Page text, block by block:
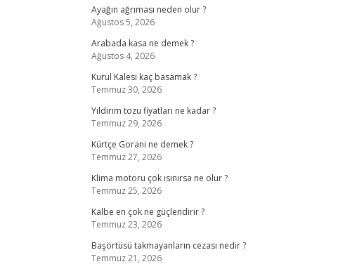
Ayağın ağrıması neden olur ?
Ağustos 5, 2026
Arabada kasa ne demek ?
Ağustos 4, 2026
Kurul Kalesi kaç basamak ?
Temmuz 30, 2026
Yıldırım tozu fiyatları ne kadar ?
Temmuz 29, 2026
Kürtçe Gorani ne demek ?
Temmuz 27, 2026
Klima motoru çok ısınırsa ne olur ?
Temmuz 25, 2026
Kalbe en çok ne güçlendirir ?
Temmuz 23, 2026
Başörtüsü takmayanların cezası nedir ?
Temmuz 21, 2026